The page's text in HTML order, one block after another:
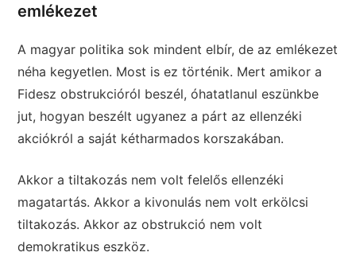
emlékezet
A magyar politika sok mindent elbír, de az emlékezet
néha kegyetlen. Most is ez történik. Mert amikor a
Fidesz obstrukcióról beszél, óhatatlanul eszünkbe
jut, hogyan beszélt ugyanez a párt az ellenzéki
akciókról a saját kétharmados korszakában.
Akkor a tiltakozás nem volt felelős ellenzéki
magatartás. Akkor a kivonulás nem volt erkölcsi
tiltakozás. Akkor az obstrukció nem volt
demokratikus eszköz.